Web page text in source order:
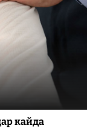
кайда